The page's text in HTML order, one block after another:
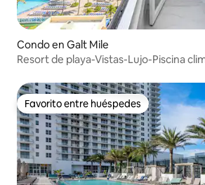
Condo en Galt Mile
Resort de playa-Vistas-Lujo-Piscina
Favorito entre huéspedes
Favorito entre huéspedes